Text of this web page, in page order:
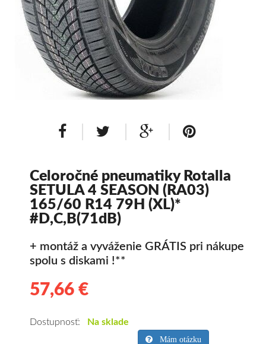
Disky
Hliníkové / ALU disky / Elektróny
Plechové
Puklice na kolesá Kontakt
Celoročné pneumatiky Rotalla
SETULA 4 SEASON (RA03)
165/60 R14 79H (XL)*
#D,C,B(71dB)
+ montáž a vyváženie GRÁTIS pri nákupe
spolu s diskami !**
57,66 €
pneumatiky
Dostupnosť: Na sklade
Mám otázku